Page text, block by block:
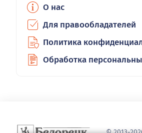
О нас
Для правообладателей
Политика
Обработка